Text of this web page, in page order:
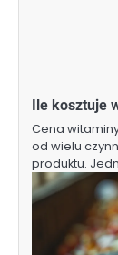
Ile kosztuje
Cena
od wielu
produktu.